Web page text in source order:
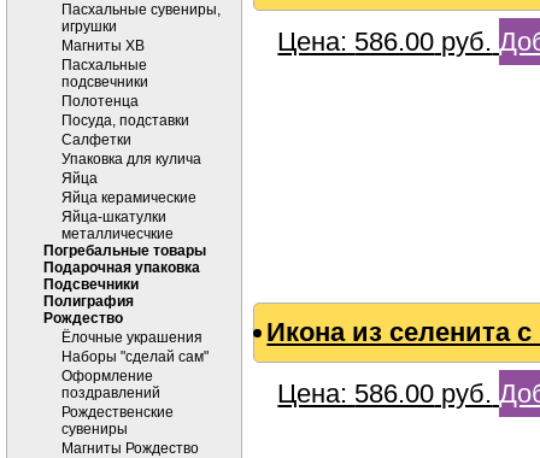
Пасхальные сувениры,
игрушки
Магниты ХВ
Пасхальные
подсвечники
Полотенца
Посуда, подставки
Салфетки
Упаковка для кулича
Яйца
Яйца керамические
Яйца-шкатулки
металличесчкие
Погребальные товары
Подарочная упаковка
Подсвечники
Полиграфия
Рождество
Ёлочные украшения
Наборы "сделай сам"
Оформление
поздравлений
Рождественские
сувениры
Магниты Рождество
Цена: 586.00 руб.
Икона из селенита
Цена: 586.00 руб.